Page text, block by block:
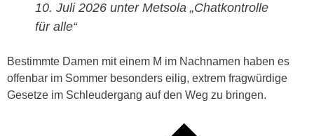
10. Juli 2026 unter Metsola „Chatkontrolle
für alle“
Bestimmte Damen mit einem M im Nachnamen haben es
offenbar im Sommer besonders eilig, extrem fragwürdige
Gesetze im Schleudergang auf den Weg zu bringen.